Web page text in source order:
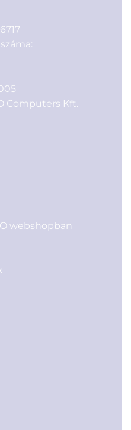
Computers Kft.
webshopban